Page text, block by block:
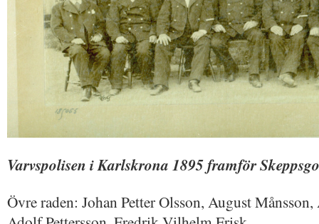
Varvspolisen i Karlskrona 1895 framför
Övre raden: Johan Petter Olsson, August